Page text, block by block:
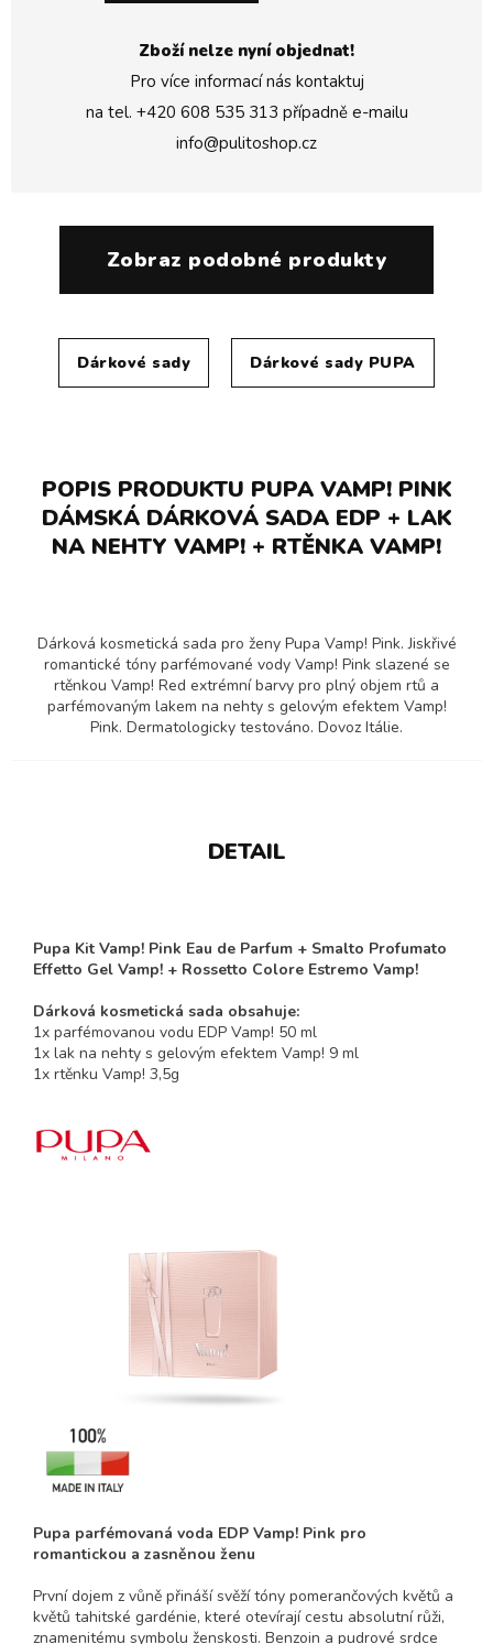
Zboží nelze nyní objednat!
Pro více informací nás kontaktuj
na tel. +420 608 535 313 případně e-mailu
info@pulitoshop.cz
Zobraz podobné produkty
Dárkové sady Dárkové sady PUPA
POPIS PRODUKTU PUPA VAMP! PINK
DÁMSKÁ DÁRKOVÁ SADA EDP + LAK
NA NEHTY VAMP! + RTĚNKA VAMP!
Dárková kosmetická sada pro ženy Pupa Vamp! Pink. Jiskřivé
romantické tóny parfémované vody Vamp! Pink slazené se
rtěnkou Vamp! Red extrémní barvy pro plný objem rtů a
parfémovaným lakem na nehty s gelovým efektem Vamp!
Pink. Dermatologicky testováno. Dovoz Itálie.
DETAIL
Pupa Kit Vamp! Pink Eau de Parfum + Smalto Profumato
Effetto Gel Vamp! + Rossetto Colore Estremo Vamp!
Dárková kosmetická sada obsahuje:
1x parfémovanou vodu EDP Vamp! 50 ml
1x lak na nehty s gelovým efektem Vamp! 9 ml
1x rtěnku Vamp! 3,5g
Pupa parfémovaná voda EDP Vamp! Pink pro
romantickou a zasněnou ženu
První dojem z vůně přináší svěží tóny pomerančových květů a
květů tahitské gardénie, které otevírají cestu absolutní růži,
znamenitému symbolu ženskosti. Benzoin a pudrové srdce